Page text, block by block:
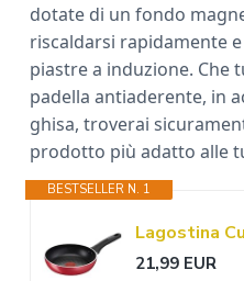
dotate di un fondo
riscaldarsi rapidamente
piastre a induzione. Che
padella antiaderente, in
ghisa, troverai
prodotto più adatto alle
BESTSELLER N. 1
21,99 EUR